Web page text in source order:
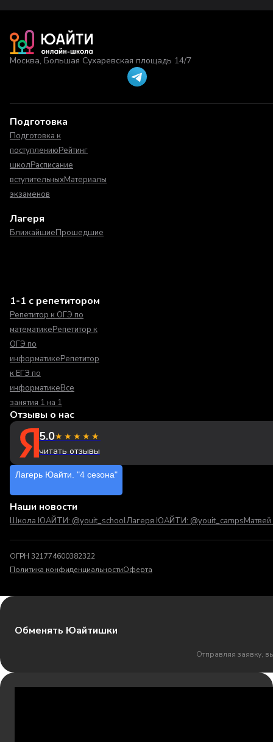
Москва, Большая Сухаревская площадь 14/7
Подготовка
Подготовка к
поступлениюРейтинг
школРасписание
вступительныхМатериалы
экзаменов
Лагеря
БлижайшиеПрошедшие
1-1 с репетитором
Репетитор к ОГЭ по
математикеРепетитор к
ОГЭ по
информатикеРепетитор
к ЕГЭ по
информатикеВсе
занятия 1 на 1
Отзывы о нас
5.0★★★★★
читать отзывы
Лагерь Юайти. "4 сезона"
Наши новости
Школа ЮАЙТИ: @youit_schoolЛагеря ЮАЙТИ: @youit_camps
ОГРН 321774600382322
Политика конфиденциальностиОферта
Обменять Юайтишки
Отправляя заявку,